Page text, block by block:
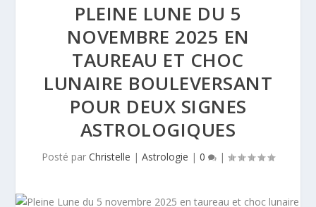
PLEINE LUNE DU 5
NOVEMBRE 2025 EN
TAUREAU ET CHOC
LUNAIRE BOULEVERSANT
POUR DEUX SIGNES
ASTROLOGIQUES
Posté par Christelle | Astrologie | 0 |